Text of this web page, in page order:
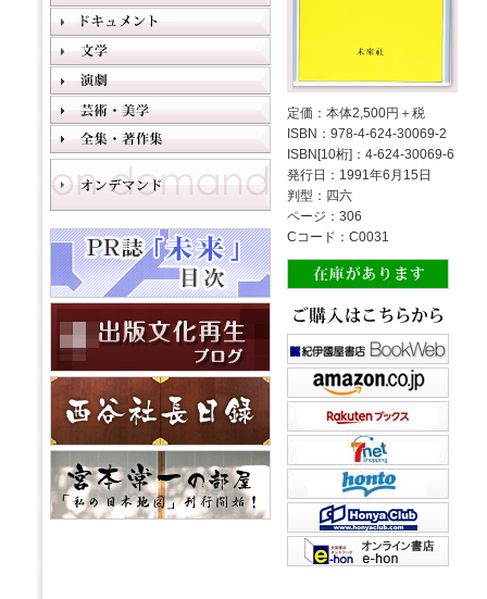
定価：本体2,500円＋税
ISBN：978-4-624-30069-2
ISBN[10桁]：4-624-30069-6
発行日：1991年6月15日
判型：四六
ページ：306
Cコード：C0031